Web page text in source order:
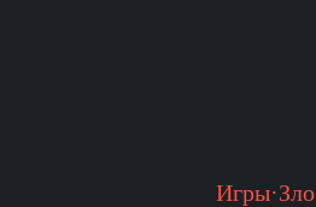
Игры·Зло